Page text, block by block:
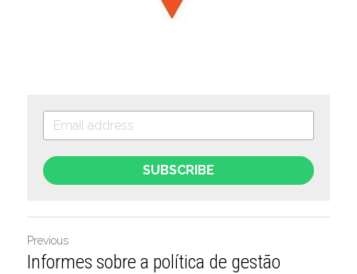
SUBSCRIBE
Previous
Informes sobre a política de gestão